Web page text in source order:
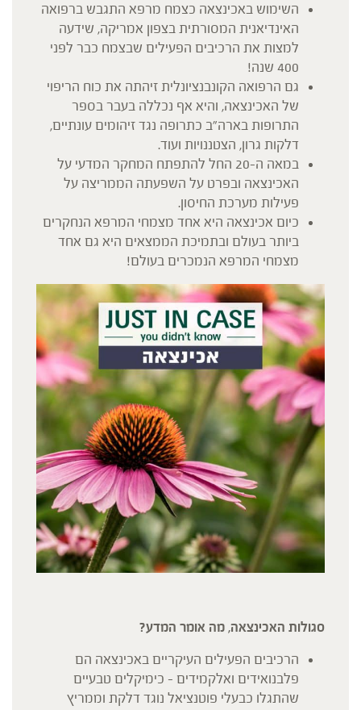
השימוש באכינצאה כצמח מרפא התגבש ברפואה
האינדיאנית המסורתית בצפון אמריקה, שידעה
למצות את הרכיבים הפעילים שבצמח כבר לפני
400 שנה!
גם הרפואה הקונבנציונלית זיהתה את כוח הריפוי
של האכינצאה, והיא אף נכללה בעבר בספר
התרופות בארה"ב כתרופה נגד זיהומים עונתיים,
דלקות גרון, הצטננויות ועוד.
במאה ה-20 החל להתפתח המחקר המדעי על
האכינצאה ובפרט על השפעתה הממריצה על
פעילות מערכת החיסון.
כיום אכינצאה היא אחד מצמחי המרפא הנחקרים
ביותר בעולם ובתמיכת הממצאים היא גם אחד
מצמחי המרפא הנמכרים בעולם!
סגולות האכינצאה, מה אומר המדע?
הרכיבים הפעילים העיקריים באכינצאה הם
פלבנואידים ואלקמידים – כימיקלים טבעיים
שהתגלו כבעלי פוטנציאל נוגד דלקת וממריץ